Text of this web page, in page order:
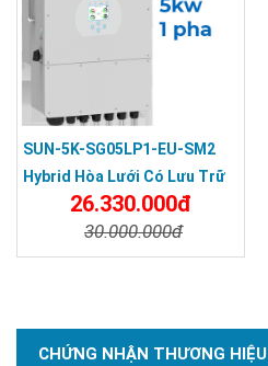
SUN-5K-SG05LP1-EU-SM2
Hybrid Hòa Lưới Có Lưu Trữ
DEYE 5KW 1 Pha
26.330.000đ
30.000.000đ
CHỨNG NHẬN THƯƠNG HIỆU